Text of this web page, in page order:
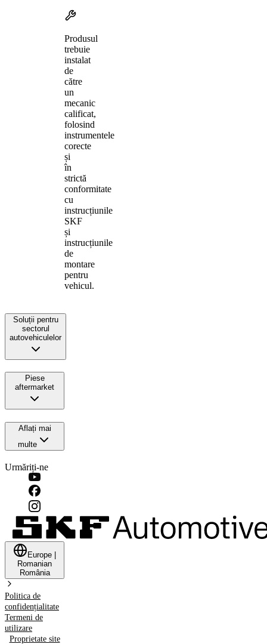
Produsul
trebuie
instalat
de
către
un
mecanic
calificat,
folosind
instrumentele
corecte
și
în
strictă
conformitate
cu
instrucțiunile
SKF
și
instrucțiunile
de
montare
pentru
vehicul.
Soluții pentru
sectorul
autovehiculelor
Piese
aftermarket
Aflați mai
multe
Urmăriți-ne
Europe
Romanian
România
Politica de
confidențialitate
Termeni de
utilizare
Proprietate site